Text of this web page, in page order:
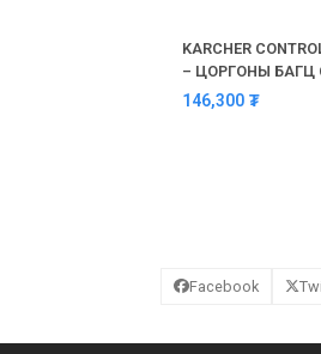
KARCHER
– ЦОРГОНЫ БАГЦ
146,300 ₮
Facebook